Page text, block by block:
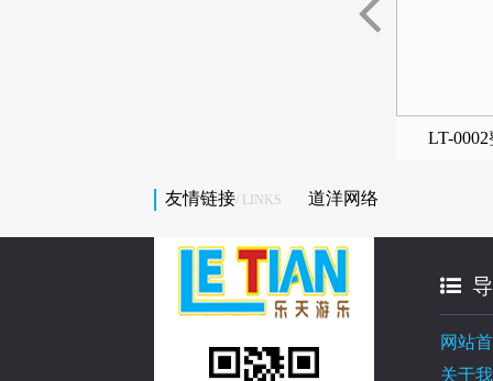
LT-
友情链接/ LINKS 道洋网络
网站
关于